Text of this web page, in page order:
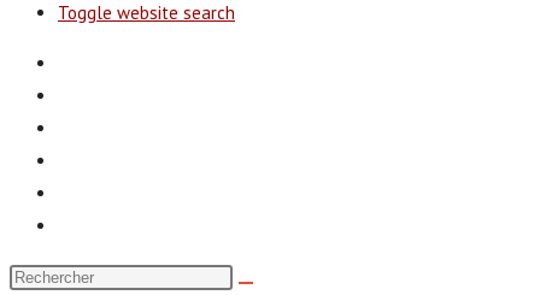
Toggle website search